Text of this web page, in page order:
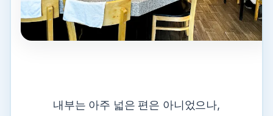
내부는 아주 넓은 편은 아니었으나,